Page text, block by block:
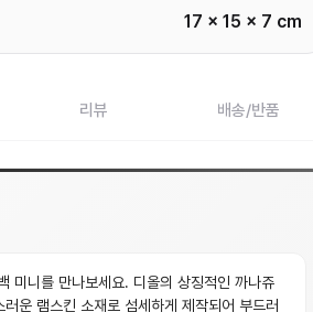
17 x 15 x 7 cm
리뷰 배송/반품
미니를 만나보세요. 디올의 상징적인 까나쥬
운 램스킨 소재로 섬세하게 제작되어 부드러